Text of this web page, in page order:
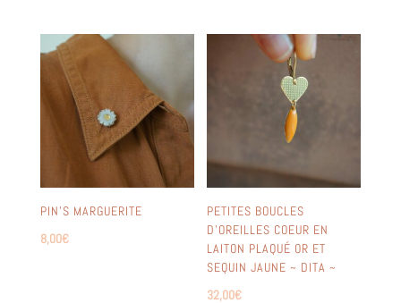
PIN’S MARGUERITE
8,00€
PETITES BOUCLES
D’OREILLES COEUR EN
LAITON PLAQUÉ OR ET
SEQUIN JAUNE ~ DITA ~
32,00€